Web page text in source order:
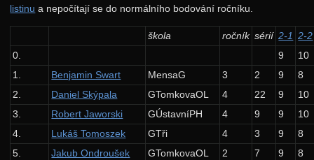
listinu a nepočítají se do normálního bodování ročníku.
škola ročník sérií 2-1 2-2
0.
9
10
1.
Benjamin Swart MensaG 3 2 9
8
2.
Daniel Skýpala GTomkovaOL 4 22 9
10
3.
Robert Jaworski GÚstavníPH 4 9 9
10
4.
Lukáš Tomoszek GTři 4 3 9
8
5.
Jakub Ondroušek GTomkovaOL 2 7 9
8
Archiv starších ročníků
36. ročník: 23/24
35. ročník: 22/23
34. ročník: 21/22
Zadání 1. série
Řešení